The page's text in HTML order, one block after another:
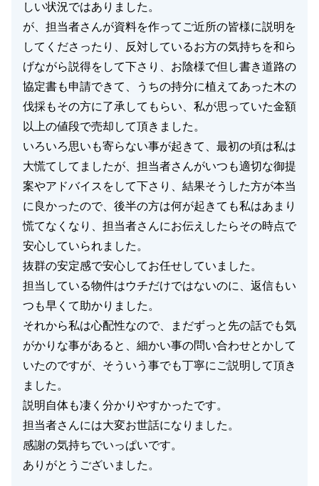
しい状況ではありました。
が、担当者さんが資料を作ってご近所の皆様に説明を
してくださったり、反対しているお方の気持ちを和ら
げながら説得をして下さり、お陰様で但し書き道路の
協定書も申請できて、うちの持分に植えてあった木の
伐採もその方に了承してもらい、私が思っていた金額
以上の値段で売却して頂きました。
いろいろ思いも寄らない事が起きて、最初の頃は私は
大慌てしてましたが、担当者さんがいつも適切な御提
案やアドバイスをして下さり、結果そうした方が本当
に良かったので、後半の方は何が起きても私はあまり
慌てなくなり、担当者さんにお伝えしたらその時点で
安心していられました。
抜群の安定感で安心してお任せしていました。
担当している物件はウチだけではないのに、返信もい
つも早くて助かりました。
それから私は心配性なので、まだずっと先の話でも気
がかりな事があると、細かい事の問い合わせとかして
いたのですが、そういう事でも丁寧にご説明して頂き
ました。
説明自体も凄く分かりやすかったです。
担当者さんには大変お世話になりました。
感謝の気持ちでいっぱいです。
ありがとうございました。